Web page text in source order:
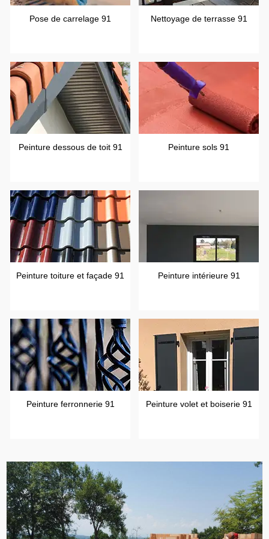
Pose de carrelage 91 Nettoyage de terrasse 91
Peinture dessous de toit 91 Peinture sols 91
Peinture toiture et façade 91 Peinture intérieure 91
Peinture ferronnerie 91 Peinture volet et boiserie 91